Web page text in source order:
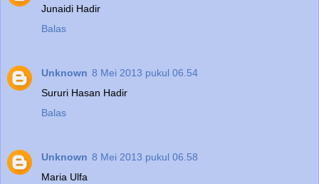
Junaidi Hadir
Balas
Unknown 8 Mei 2013 pukul 06.54
Sururi Hasan Hadir
Balas
Unknown 8 Mei 2013 pukul 06.58
Maria Ulfa